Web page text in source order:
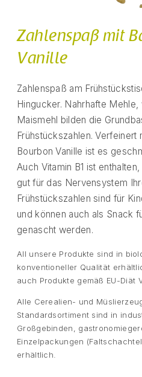
Zahlenspaß mit
Vanille
Zahlenspaß am
Hingucker. Nahrhafte
Maismehl bilden die
Frühstückszahlen. Verfeinert
Bourbon Vanille ist es
Auch Vitamin B1 ist
gut für das Nervensystem
Frühstückszahlen sind für
und können auch als Snack
genascht werden.
All unsere Produkte sind in
konventioneller Qualität
auch Produkte gemäß EU-Diät
Alle Cerealien- und
Standardsortiment sind in
Großgebinden,
Einzelpackungen
erhältlich.